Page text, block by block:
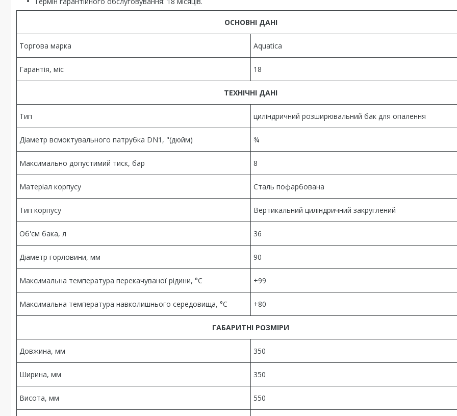
ОСНОВНІ ДАНІ
Торгова марка Aquatica
Гарантія, міс 18
ТЕХНІЧНІ ДАНІ
Тип циліндричний розширювальний бак для опалення
Діаметр всмоктувального патрубка DN1, "(дюйм) ¾
Максимально допустимий тиск, бар 8
Матеріал корпусу Сталь пофарбована
Тип корпусу Вертикальний циліндричний закруглений
Об'єм бака, л 36
Діаметр горловини, мм 90
Максимальна температура перекачуваної рідини, °C +99
Максимальна температура навколишнього середовища, °C +80
ГАБАРИТНІ РОЗМІРИ
Довжина, мм 350
Ширина, мм 350
Висота, мм 550